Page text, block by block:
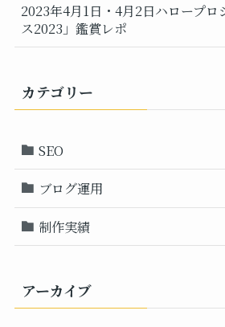
2023年4月1日・4月2日ハロープロ
ス2023」鑑賞レポ
カテゴリー
SEO
ブログ運用
制作実績
アーカイブ